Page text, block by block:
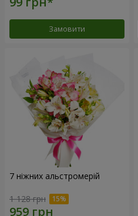
Замовити
7 ніжних альстромерій
1 128 грн